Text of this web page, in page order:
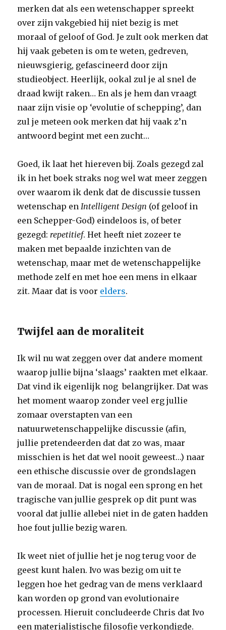
merken dat als een wetenschapper spreekt
over zijn vakgebied hij niet bezig is met
moraal of geloof of God. Je zult ook merken dat
hij vaak gebeten is om te weten, gedreven,
nieuwsgierig, gefascineerd door zijn
studieobject. Heerlijk, ookal zul je al snel de
draad kwijt raken… En als je hem dan vraagt
naar zijn visie op ‘evolutie of schepping’, dan
zul je meteen ook merken dat hij vaak z’n
antwoord begint met een zucht…
Goed, ik laat het hiereven bij. Zoals gezegd zal
ik in het boek straks nog wel wat meer zeggen
over waarom ik denk dat de discussie tussen
wetenschap enIntelligent Design (of geloof in
een Schepper-God) eindeloos is, of beter
gezegd:repetitief. Het heeft niet zozeer te
maken met bepaalde inzichten van de
wetenschap, maar met de wetenschappelijke
methode zelf en met hoe een mens in elkaar
zit. Maar dat is voor elders.
Twijfel aan de moraliteit
Ik wil nu wat zeggen over dat andere moment
waarop jullie bijna ‘slaags’ raakten met elkaar.
Dat vind ik eigenlijk nog belangrijker. Dat was
het moment waarop zonder veel erg jullie
zomaar overstapten van een
natuurwetenschappelijke discussie (afin,
jullie pretendeerden dat dat zo was, maar
misschien is het dat wel nooit geweest…) naar
een ethische discussie over de grondslagen
van de moraal. Dat is nogal een sprong en het
tragische van jullie gesprek op dit punt was
vooral dat jullie allebei niet in de gaten hadden
hoe fout jullie bezig waren.
Ik weet niet of jullie het je nog terug voor de
geest kunt halen. Ivo was bezig om uit te
leggen hoe het gedrag van de mens verklaard
kan worden op grond van evolutionaire
processen. Hieruit concludeerde Chris dat Ivo
een materialistische filosofie verkondigde.